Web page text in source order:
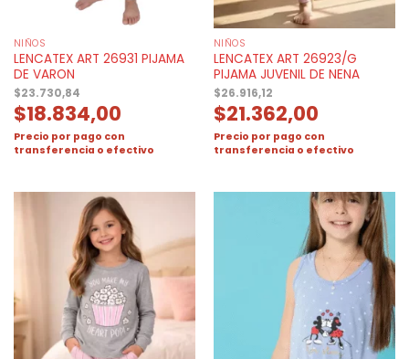
NIÑOS
LENCATEX ART 26931 PIJAMA
DE VARON
$23.730,84
$18.834,00
Precio por pago con
transferencia o efectivo
NIÑOS
LENCATEX ART 26923/G
PIJAMA JUVENIL DE NENA
$26.916,12
$21.362,00
Precio por pago con
transferencia o efectivo